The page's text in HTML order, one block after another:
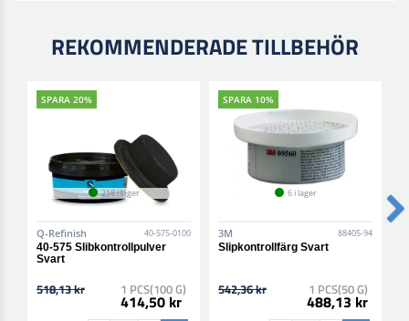
REKOMMENDERADE TILLBEHÖR
SPARA 20%
218 i lager
Q-Refinish 40-575-0100
40-575 Slibkontrollpulver
Svart
518,13 kr 1 PCS(100 G)
414,50 kr
SPARA 10%
6 i lager
3M 88405-94
Slipkontrollfärg Svart
542,36 kr 1 PCS(50 G)
488,13 kr